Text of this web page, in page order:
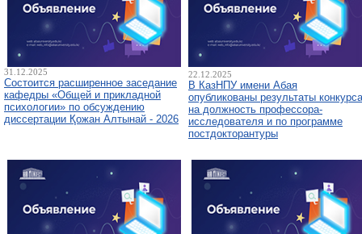
31.12.2025
Состоится расширенное заседание
кафедры «Общей и прикладной
психологии» по обсуждению
диссертации Қожан Алтынай - 2026
22.12.2025
В КазНПУ имени Абая
опубликованы результаты конкурса
на должность профессора-
исследователя и по программе
постдокторантуры